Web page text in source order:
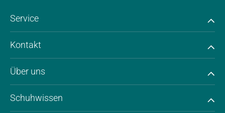
Service
Kontakt
Über uns
Schuhwissen